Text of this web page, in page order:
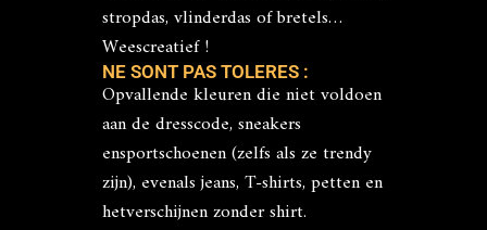
stropdas, vlinderdas of bretels…
Weescreatief !
NE SONT PAS TOLERES :
Opvallende kleuren die niet voldoen
aan de dresscode, sneakers
ensportschoenen (zelfs als ze trendy
zijn), evenals jeans, T-shirts, petten en
hetverschijnen zonder shirt.